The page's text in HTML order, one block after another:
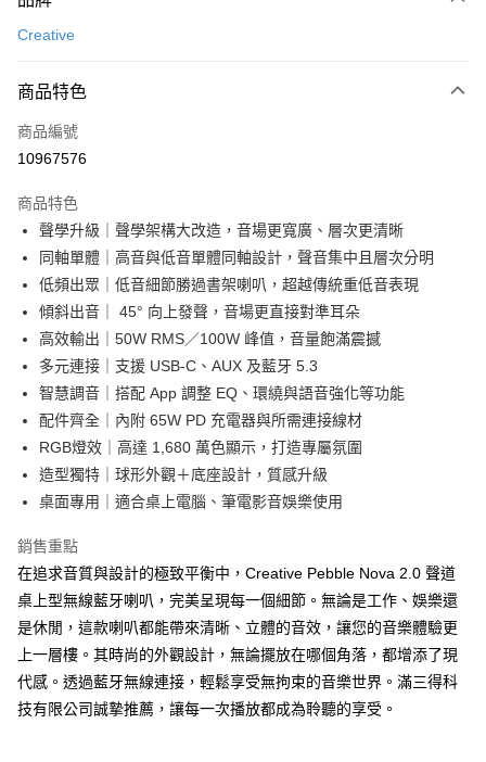
Creative
商品特色
商品編號
10967576
商品特色
聲學升級｜聲學架構大改造，音場更寬廣、層次更清晰
同軸單體｜高音與低音單體同軸設計，聲音集中且層次分明
低頻出眾｜低音細節勝過書架喇叭，超越傳統重低音表現
傾斜出音｜ 45° 向上發聲，音場更直接對準耳朵
高效輸出｜50W RMS／100W 峰值，音量飽滿震撼
多元連接｜支援 USB-C、AUX 及藍牙 5.3
智慧調音｜搭配 App 調整 EQ、環繞與語音強化等功能
配件齊全｜內附 65W PD 充電器與所需連接線材
RGB燈效｜高達 1,680 萬色顯示，打造專屬氛圍
造型獨特｜球形外觀＋底座設計，質感升級
桌面專用｜適合桌上電腦、筆電影音娛樂使用
銷售重點
在追求音質與設計的極致平衡中，Creative Pebble Nova 2.0 聲道
桌上型無線藍牙喇叭，完美呈現每一個細節。無論是工作、娛樂還
是休閒，這款喇叭都能帶來清晰、立體的音效，讓您的音樂體驗更
上一層樓。其時尚的外觀設計，無論擺放在哪個角落，都增添了現
代感。透過藍牙無線連接，輕鬆享受無拘束的音樂世界。滿三得科
技有限公司誠摯推薦，讓每一次播放都成為聆聽的享受。